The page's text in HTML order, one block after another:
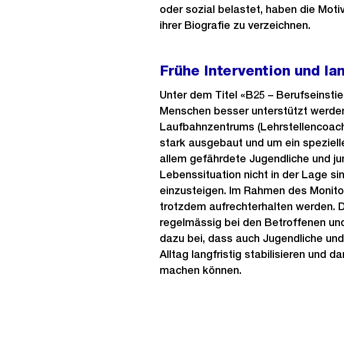
oder sozial belastet, haben die
ihrer Biografie zu verzeichnen.
Frühe Intervention und
Unter dem Titel «B25 –
Menschen besser unterstützt
Laufbahnzentrums
stark ausgebaut und um ein
allem gefährdete Jugendliche und
Lebenssituation nicht in der Lage
einzusteigen. Im Rahmen des
trotzdem aufrechterhalten werden.
regelmässig bei den Betroffenen
dazu bei, dass auch Jugendliche
Alltag langfristig stabilisieren und
machen können.